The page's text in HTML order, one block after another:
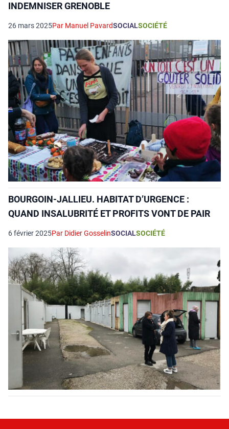
INDEMNISER GRENOBLE
26 mars 2025Par Manuel PavardSOCIALSOCIÉTÉ
BOURGOIN-JALLIEU. HABITAT D’URGENCE :
QUAND INSALUBRITÉ ET PROFITS VONT DE PAIR
6 février 2025Par Didier GosselinSOCIALSOCIÉTÉ